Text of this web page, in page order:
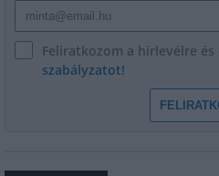
Feliratkozom a hírlevélre és
szabályzatot!